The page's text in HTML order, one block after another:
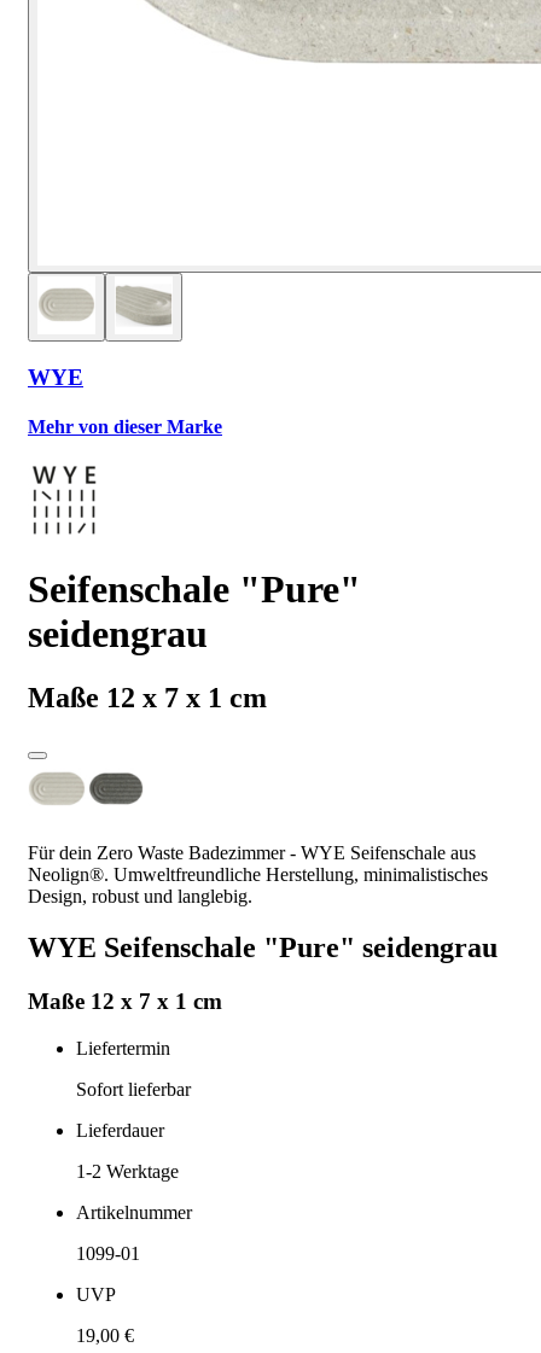
WYE
Mehr von dieser Marke
Seifenschale "Pure"
seidengrau
Maße 12 x 7 x 1 cm
Für dein Zero Waste Badezimmer - WYE Seifenschale aus
Neolign®. Umweltfreundliche Herstellung, minimalistisches
Design, robust und langlebig.
WYE Seifenschale "Pure" seidengrau
Maße 12 x 7 x 1 cm
Liefertermin
Sofort lieferbar
Lieferdauer
1-2 Werktage
Artikelnummer
1099-01
UVP
19,00 €